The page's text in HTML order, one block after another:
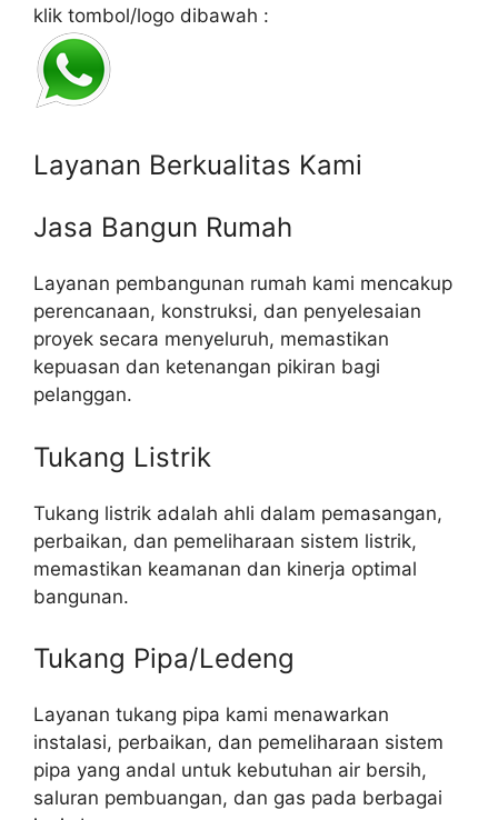
klik tombol/logo dibawah :
Layanan Berkualitas Kami
Jasa Bangun Rumah
Layanan pembangunan rumah kami mencakup
perencanaan, konstruksi, dan penyelesaian
proyek secara menyeluruh, memastikan
kepuasan dan ketenangan pikiran bagi
pelanggan.
Tukang Listrik
Tukang listrik adalah ahli dalam pemasangan,
perbaikan, dan pemeliharaan sistem listrik,
memastikan keamanan dan kinerja optimal
bangunan.
Tukang Pipa/Ledeng
Layanan tukang pipa kami menawarkan
instalasi, perbaikan, dan pemeliharaan sistem
pipa yang andal untuk kebutuhan air bersih,
saluran pembuangan, dan gas pada berbagai